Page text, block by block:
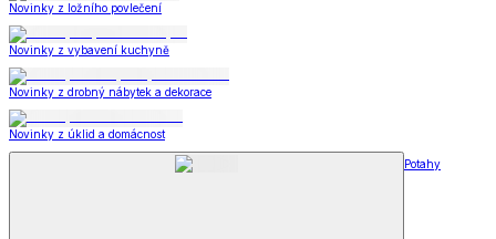
Novinky z ložního povlečení
Novinky z vybavení kuchyně
Novinky z drobný nábytek a dekorace
Novinky z úklid a domácnost
Potahy